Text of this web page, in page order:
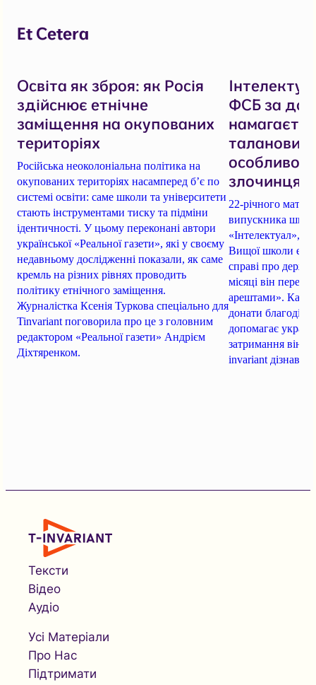
Et Cetera
Освіта як зброя: як Росія
здійснює етнічне
заміщення на окупованих
територіях
Російська неоколоніальна політика на
окупованих територіях насамперед б’є по
системі освіти: саме школи та університети
стають інструментами тиску та підміни
ідентичності. У цьому переконані автори
української «Реальної газети», які у своєму
недавньому дослідженні показали, як саме
кремль на різних рівнях проводить
політику етнічного заміщення.
Журналістка Ксенія Туркова спеціально для
Tinvariant поговорила про це з головним
редактором «Реальної газети» Андрієм
Діхтяренком.
ФСБ за
особливо
злочинця
22-річного
випускника
«Інтелектуал»,
Вищої школи
справі про
місяці він
арештами». Кацу
донати
допомагає
затримання він
invariant дізнався
Тексти
Відео
Аудіо
Усі Матеріали
Про Нас
Підтримати